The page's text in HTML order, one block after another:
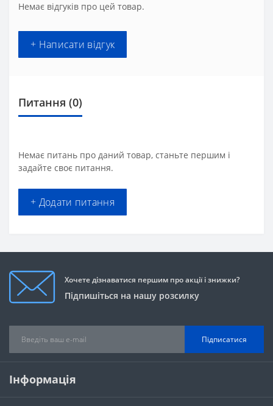
Немає відгуків про цей товар.
+ Написати відгук
Питання (0)
Немає питань про даний товар, станьте першим і
задайте своє питання.
+ Додати питання
Хочете дізнаватися першим про акції і знижки?
Підпишіться на нашу розсилку
Підписатися
Інформація